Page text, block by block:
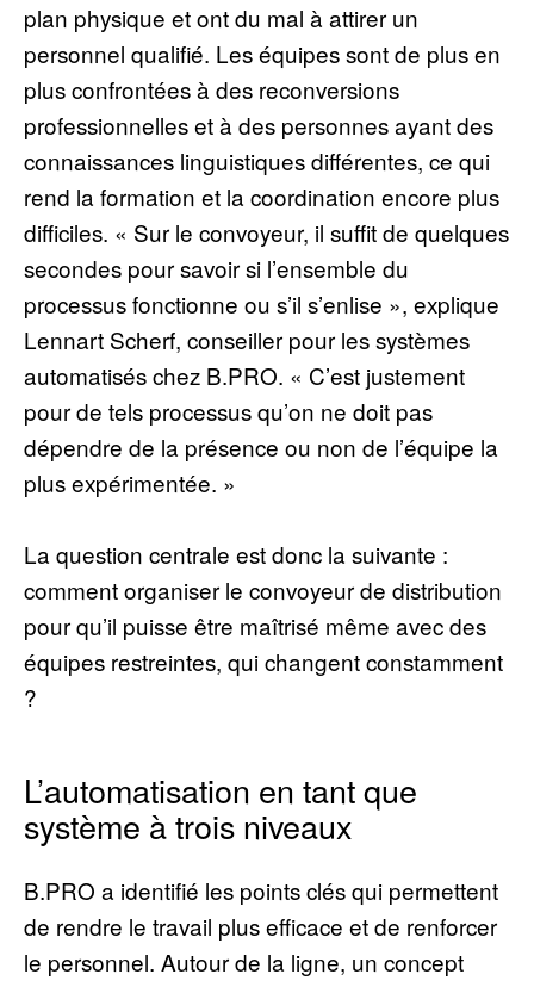
plan physique et ont du mal à attirer un
personnel qualifié. Les équipes sont de plus en
plus confrontées à des reconversions
professionnelles et à des personnes ayant des
connaissances linguistiques différentes, ce qui
rend la formation et la coordination encore plus
difficiles. « Sur le convoyeur, il suffit de quelques
secondes pour savoir si l’ensemble du
processus fonctionne ou s’il s’enlise », explique
Lennart Scherf, conseiller pour les systèmes
automatisés chez B.PRO. « C’est justement
pour de tels processus qu’on ne doit pas
dépendre de la présence ou non de l’équipe la
plus expérimentée. »
La question centrale est donc la suivante :
comment organiser le convoyeur de distribution
pour qu’il puisse être maîtrisé même avec des
équipes restreintes, qui changent constamment
?
L’automatisation en tant que
système à trois niveaux
B.PRO a identifié les points clés qui permettent
de rendre le travail plus efficace et de renforcer
le personnel. Autour de la ligne, un concept